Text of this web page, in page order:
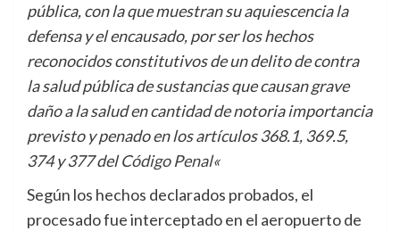
pública, con la que muestran su aquiescencia la
defensa y el encausado, por ser los hechos
reconocidos constitutivos de un delito de contra
la salud pública de sustancias que causan grave
daño a la salud en cantidad de notoria importancia
previsto y penado en los artículos 368.1, 369.5,
374 y 377 delCódigo Penal«
Según los hechos declarados probados, el
procesado fue interceptado en el aeropuerto de